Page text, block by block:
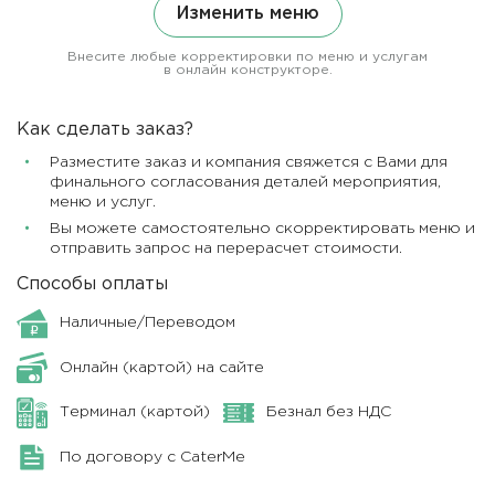
Изменить меню
Внесите любые корректировки по меню и услугам
в онлайн конструкторе.
Как сделать заказ?
Разместите заказ и компания свяжется с Вами для
финального согласования деталей мероприятия,
меню и услуг.
Вы можете самостоятельно скорректировать меню и
отправить запрос на перерасчет стоимости.
Способы оплаты
Наличные/Переводом
Онлайн (картой) на сайте
Терминал (картой) Безнал без НДС
По договору с CaterMe